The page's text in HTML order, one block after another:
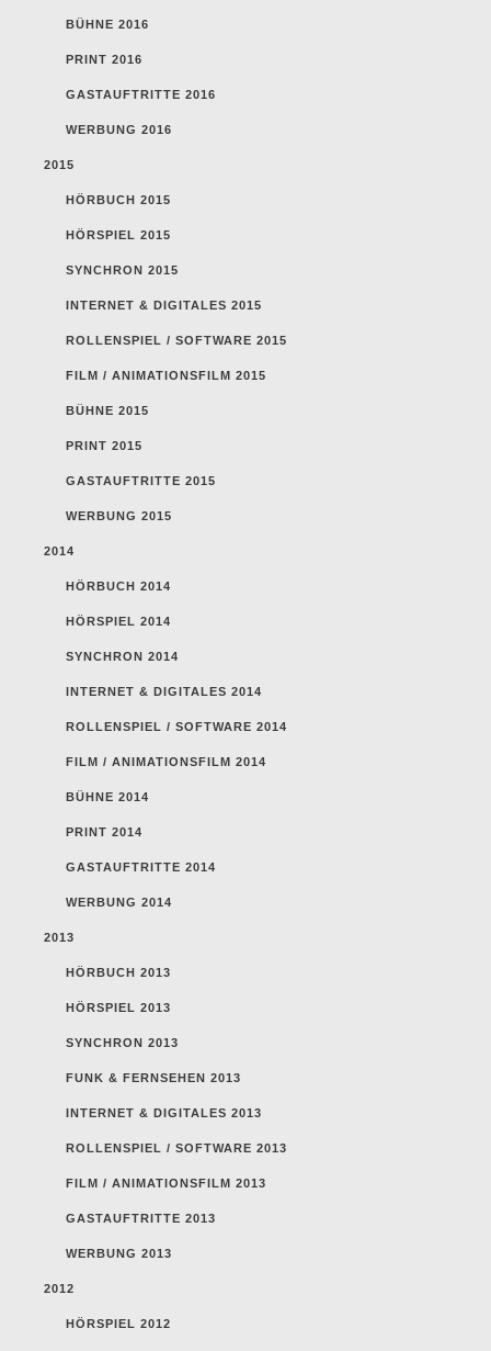
BÜHNE 2016
PRINT 2016
GASTAUFTRITTE 2016
WERBUNG 2016
2015
HÖRBUCH 2015
HÖRSPIEL 2015
SYNCHRON 2015
INTERNET & DIGITALES 2015
ROLLENSPIEL / SOFTWARE 2015
FILM / ANIMATIONSFILM 2015
BÜHNE 2015
PRINT 2015
GASTAUFTRITTE 2015
WERBUNG 2015
2014
HÖRBUCH 2014
HÖRSPIEL 2014
SYNCHRON 2014
INTERNET & DIGITALES 2014
ROLLENSPIEL / SOFTWARE 2014
FILM / ANIMATIONSFILM 2014
BÜHNE 2014
PRINT 2014
GASTAUFTRITTE 2014
WERBUNG 2014
2013
HÖRBUCH 2013
HÖRSPIEL 2013
SYNCHRON 2013
FUNK & FERNSEHEN 2013
INTERNET & DIGITALES 2013
ROLLENSPIEL / SOFTWARE 2013
FILM / ANIMATIONSFILM 2013
GASTAUFTRITTE 2013
WERBUNG 2013
2012
HÖRSPIEL 2012